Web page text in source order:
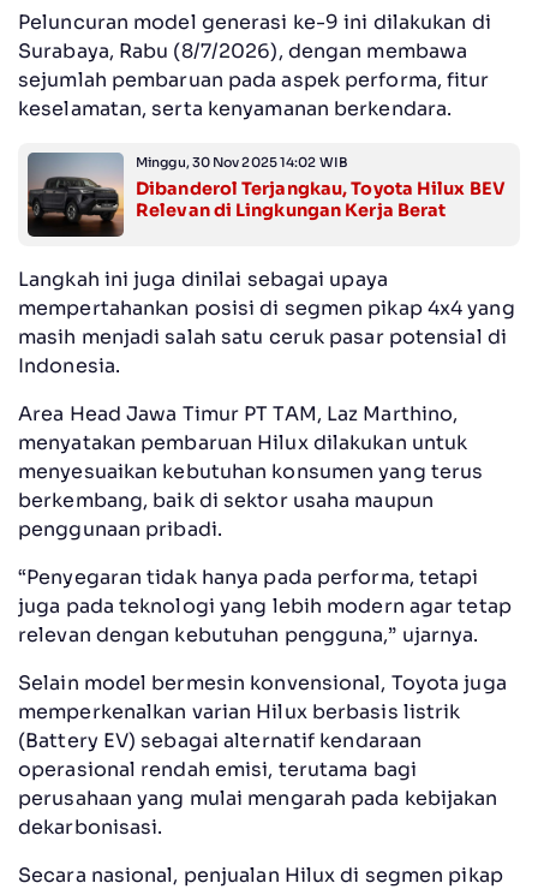
Peluncuran model generasi ke-9 ini dilakukan di
Surabaya, Rabu (8/7/2026), dengan membawa
sejumlah pembaruan pada aspek performa, fitur
keselamatan, serta kenyamanan berkendara.
Minggu, 30 Nov 2025 14:02 WIB
Dibanderol Terjangkau, Toyota Hilux BEV
Relevan di Lingkungan Kerja Berat
Langkah ini juga dinilai sebagai upaya
mempertahankan posisi di segmen pikap 4x4 yang
masih menjadi salah satu ceruk pasar potensial di
Indonesia.
Area Head Jawa Timur PT TAM, Laz Marthino,
menyatakan pembaruan Hilux dilakukan untuk
menyesuaikan kebutuhan konsumen yang terus
berkembang, baik di sektor usaha maupun
penggunaan pribadi.
“Penyegaran tidak hanya pada performa, tetapi
juga pada teknologi yang lebih modern agar tetap
relevan dengan kebutuhan pengguna,” ujarnya.
Selain model bermesin konvensional, Toyota juga
memperkenalkan varian Hilux berbasis listrik
(Battery EV) sebagai alternatif kendaraan
operasional rendah emisi, terutama bagi
perusahaan yang mulai mengarah pada kebijakan
dekarbonisasi.
Secara nasional, penjualan Hilux di segmen pikap